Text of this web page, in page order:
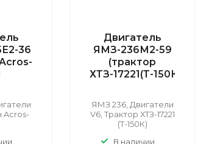
36
Acros-
Двигатель
ЯМЗ-236М2-59
(трактор
ХТЗ-17221(Т-150К)
ЯМЗ 236, Двигатели
V6, Трактор ХТЗ-17221
(Т-150К)
В наличии